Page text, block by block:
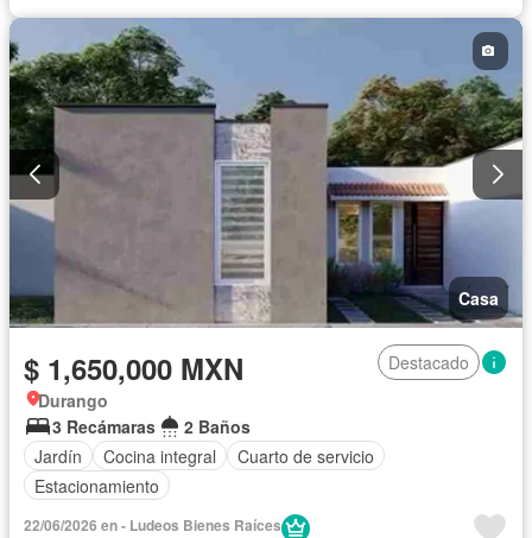
Casa
$ 1,650,000 MXN
Destacado
Durango
3 Recámaras
2 Baños
Jardín
Cocina integral
Cuarto de servicio
Estacionamiento
22/06/2026 en - Ludeos Bienes Raíces